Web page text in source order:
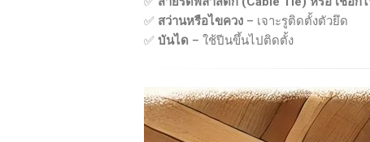
✅ สว่านหรือไขควง – เจาะรูติดตั้งตัวยึด
✅ บันได – ใช้ปีนขึ้นไปติดตั้ง